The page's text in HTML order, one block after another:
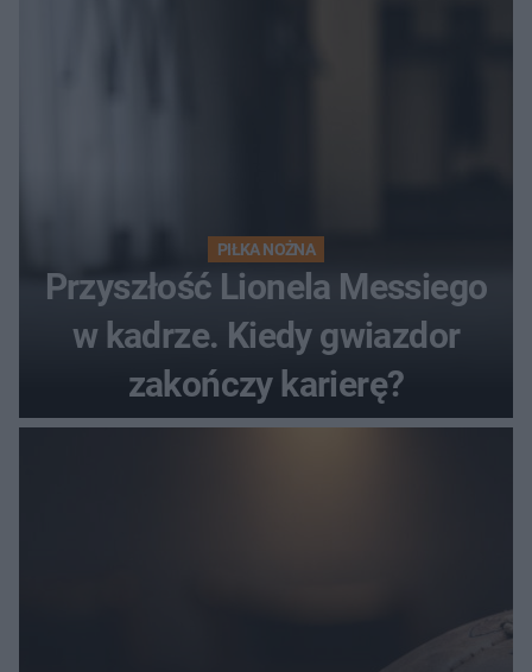
PIŁKA NOŻNA
Przyszłość Lionela Messiego
w kadrze. Kiedy gwiazdor
zakończy karierę?